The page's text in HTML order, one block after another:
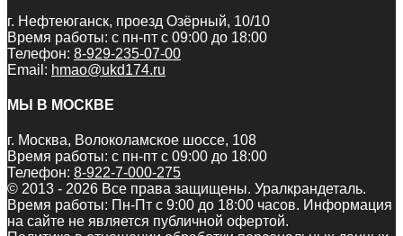
г. Нефтеюганск, проезд Озёрный, 10/10
Время работы: с пн-пт с 09:00 до 18:00
Телефон: 8-929-235-07-00
Email: hmao@ukd174.ru
МЫ В МОСКВЕ
г. Москва, Волоколамское шоссе, 108
Время работы: с пн-пт с 09:00 до 18:00
Телефон: 8-922-7-000-275
© 2013 - 2026 Все права защищены. Уралкрандеталь.
Время работы: Пн-Пт c 9:00 до 18:00 часов. Информация
на сайте не является публичной офертой.